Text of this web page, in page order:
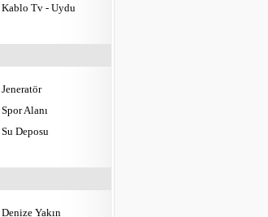
Kablo Tv - Uydu
Jeneratör
Spor Alanı
Su Deposu
Denize Yakın